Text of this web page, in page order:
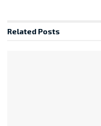
Related Posts